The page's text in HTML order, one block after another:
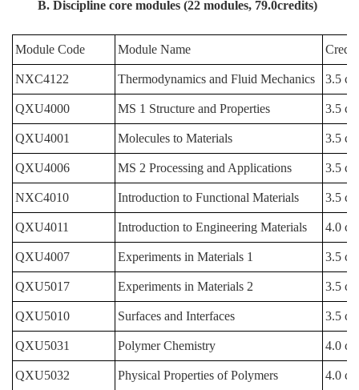
B. Discipline core modules (22 modules, 79.0credits)
Module Code Module Name Credit
NXC4122 Thermodynamics and Fluid Mechanics 3.5
QXU4000 MS 1 Structure and Properties 3.5
QXU4001 Molecules to Materials 3.5
QXU4006 MS 2 Processing and Applications 3.5
NXC4010 Introduction to Functional Materials 3.5
QXU4011 Introduction to Engineering Materials 4.0
QXU4007 Experiments in Materials 1 3.5
QXU5017 Experiments in Materials 2 3.5
QXU5010 Surfaces and Interfaces 3.5
QXU5031 Polymer Chemistry 4.0
QXU5032 Physical Properties of Polymers 4.0